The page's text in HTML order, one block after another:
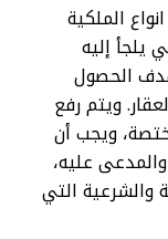
الملكية
يلجأ إليه
الحصول
ويتم رفع
ويجب أن
عليه،
والشرعية التي